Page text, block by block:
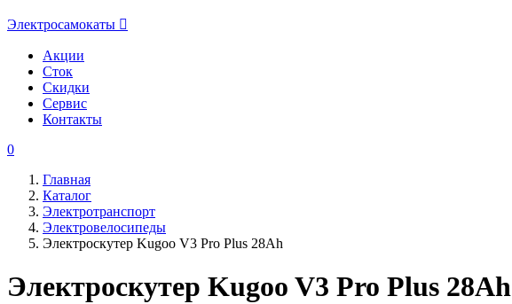
Электросамокаты
Акции
Сток
Скидки
Сервис
Контакты
0
Главная
Каталог
Электротранспорт
Электровелосипеды
Электроскутер Kugoo V3 Pro Plus 28Ah
Электроскутер Kugoo V3 Pro Plus 28Ah